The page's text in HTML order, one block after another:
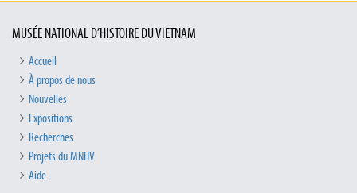
MUSÉE NATIONAL D’HISTOIRE DU VIETNAM
Accueil
À propos de nous
Nouvelles
Expositions
Recherches
Projets du MNHV
Aide